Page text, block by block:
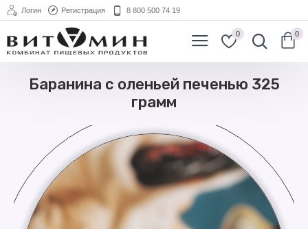
Логин Регистрация 8 800 500 74 19
0 0
Баранина с оленьей печенью 325
грамм